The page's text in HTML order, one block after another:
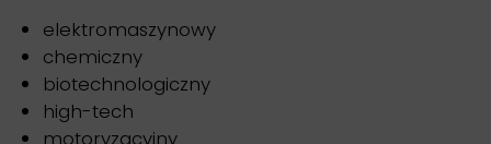
elektromaszynowy
chemiczny
biotechnologiczny
high-tech